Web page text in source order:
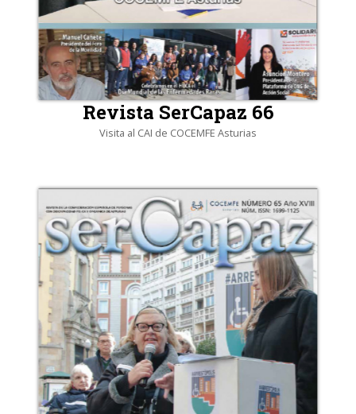
Revista SerCapaz 66
Visita al CAI de COCEMFE Asturias